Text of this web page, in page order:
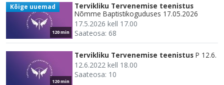
120 min
Kõige uuemad
Tervikliku Tervenemise teenistus
Nõmme Baptistikoguduses 17.05.2026
17.5.2026 kell 17.00
Saateosa: 68
120 min
Tervikliku Tervenemise teenistus P 12.6.
12.6.2022 kell 18.00
Saateosa: 10